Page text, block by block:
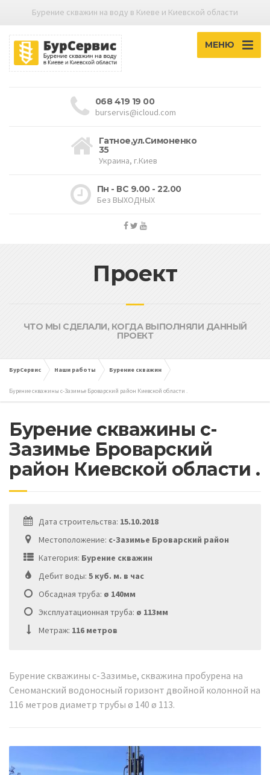
Бурение скважин на воду в Киеве и Киевской области
МЕНЮ
068 419 19 00
burservis@icloud.com
Гатное,ул.Симоненко
35
Украина, г.Киев
Пн - ВС 9.00 - 22.00
Без ВЫХОДНЫХ
Проект
ЧТО МЫ СДЕЛАЛИ, КОГДА ВЫПОЛНЯЛИ ДАННЫЙ
ПРОЕКТ
БурСервис Наши работы Бурение скважин
Бурение скважины с-Зазимье Броварский район Киевской области .
Бурение скважины с-
Зазимье Броварский
район Киевской области .
Дата строительства: 15.10.2018
Местоположение: с-Зазимье Броварский район
Категория: Бурение скважин
Дебит воды: 5 куб. м. в час
Обсадная труба: ø 140мм
Эксплуатационная труба: ø 113мм
Метраж: 116 метров
Бурение скважины с-Зазимье, скважина пробурена на
Сеноманский водоносный горизонт двойной колонной на
116 метров диаметр трубы ø 140 ø 113.